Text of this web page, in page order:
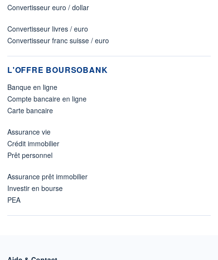
Convertisseur euro / dollar
Convertisseur livres / euro
Convertisseur franc suisse / euro
L'OFFRE BOURSOBANK
Banque en ligne
Compte bancaire en ligne
Carte bancaire
Assurance vie
Crédit immobilier
Prêt personnel
Assurance prêt immobilier
Investir en bourse
PEA